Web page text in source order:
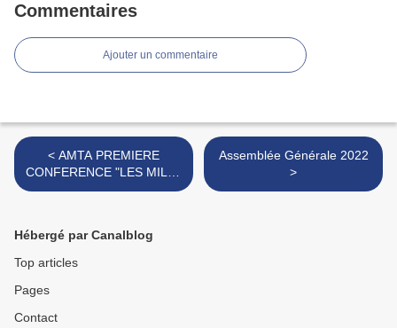
Commentaires
Ajouter un commentaire
< AMTA PREMIERE
CONFERENCE "LES MILLE
ET UNE VIES DE PIERRE
Assemblée Générale 2022
>
Hébergé par Canalblog
Top articles
Pages
Contact